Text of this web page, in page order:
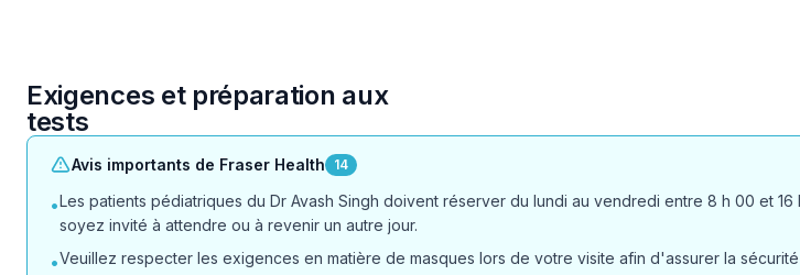
Exigences et préparation aux
tests
Avis importants de Fraser Health 14
•Les patients pédiatriques du Dr Avash Singh doivent réserver du lundi au vendredi entre 8 h 00 et
soyez invité à attendre ou à revenir un autre jour.
•Veuillez respecter les exigences en matière de masques lors de votre visite afin d'assurer la